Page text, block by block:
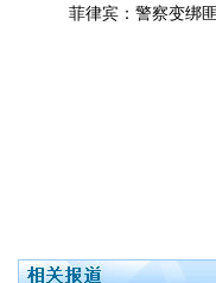
菲律宾：警察变绑匪